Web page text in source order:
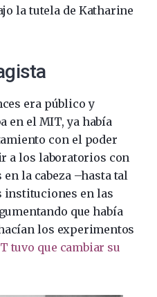
la tutela de Katharine
era público y
en el MIT, ya había
con el poder
a los laboratorios con
la cabeza –hasta tal
instituciones en las
que había
los experimentos
tuvo que cambiar su